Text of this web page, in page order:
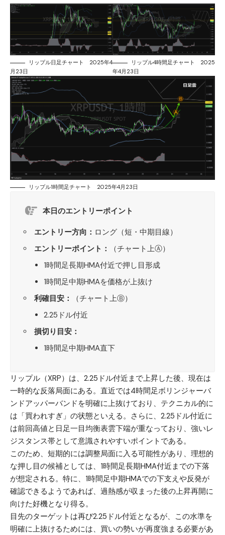
リップル日足チャート 2025年4
月23日
リップル4時間足チャート 2025
年4月23日
リップル1時間足チャート 2025年4月23日
本日のエントリーポイント
エントリー方向： ロング（短・中期目線）
エントリーポイント：
（チャート上Ⓐ）
1時間足長期HMA付近で押し目形成
1時間足中期HMAを価格が上抜け
利確目安：
（チャート上Ⓑ）
2.25ドル付近
損切り目安：
1時間足中期HMA直下
リップル（XRP） は、2.25ドル付近まで上昇した後、現在は
一時的な反落局面にある。直近では4時間足ボリンジャーバ
ンドアッパーバンドを明確に上抜けており、テクニカル的に
は「買われすぎ」の状態といえる。さらに、2.25ドル付近に
は前回高値と日足一目均衡表雲下端が重なっており、強いレ
ジスタンス帯として意識されやすいポイントである。
このため、短期的には調整局面に入る可能性があり、理想的
な押し目の候補としては、1時間足長期HMA付近までの下落
が想定される。特に、1時間足中期HMAでの下支えや反発が
確認できるようであれば、過熱感が収まった後の上昇再開に
向けた好機となり得る。
目先のターゲットは再び2.25ドル付近となるが、この水準を
明確に上抜けるためには、買いの勢いが再度強まる必要があ